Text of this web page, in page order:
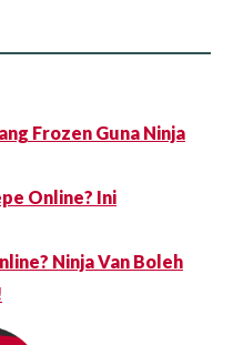
Frozen Guna Ninja
Online? Ini
Ninja Van Boleh